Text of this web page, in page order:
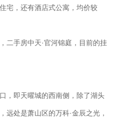
宅，还有酒店式公寓，均价较
二手房中天·官河锦庭，目前的挂
，即天曜城的西南侧，除了湖头
远处是萧山区的万科·金辰之光，